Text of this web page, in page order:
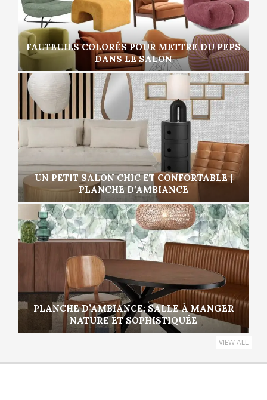
FAUTEUILS COLORÉS POUR METTRE DU PEPS
DANS LE SALON
UN PETIT SALON CHIC ET CONFORTABLE |
PLANCHE D’AMBIANCE
PLANCHE D’AMBIANCE: SALLE À MANGER
NATURE ET SOPHISTIQUÉE
VIEW ALL